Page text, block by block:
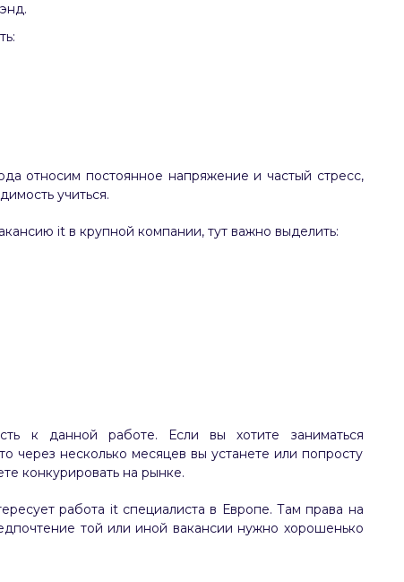
относим постоянное напряжение и частый стресс,
учиться.
it в крупной компании, тут важно выделить:
к данной работе. Если вы хотите заниматься
через несколько месяцев вы устанете или попросту
конкурировать на рынке.
работа it специалиста в Европе. Там права на
той или иной вакансии нужно хорошенько